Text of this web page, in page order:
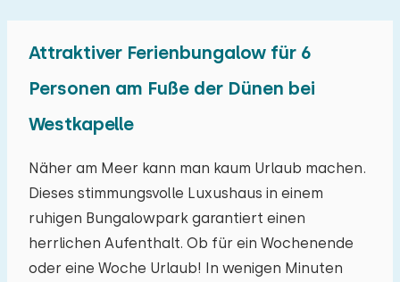
Attraktiver Ferienbungalow für 6
Personen am Fuße der Dünen bei
Westkapelle
Näher am Meer kann man kaum Urlaub machen.
Dieses stimmungsvolle Luxushaus in einem
ruhigen Bungalowpark garantiert einen
herrlichen Aufenthalt. Ob für ein Wochenende
oder eine Woche Urlaub! In wenigen Minuten
Mo Di Mi Do Fr Sa So
27 28 29 30 31 01
03 04 05 06 07 08 09